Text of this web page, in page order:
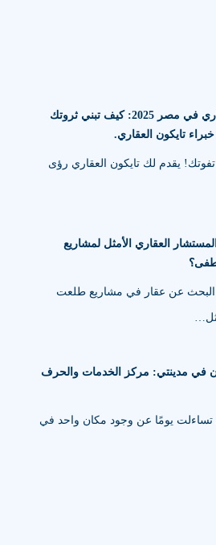
الاستثمار العقاري في مصر 2025: كيف تبني ثروتك
خبراء تايكون العقاري.
تفوتك! يقدم لك تايكون العقاري رؤى
العقاري الأمثل لمشاريع
البحث عن عقار في مشاريع طلعت
في مدينتي: مركز الخدمات والحرف
يومًا عن وجود مكان واحد في